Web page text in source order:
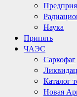
Наука
Припять
ЧАЭС
Саркофаг
Каталог
Новая